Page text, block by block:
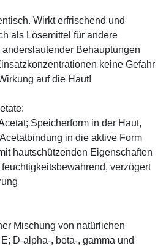
Wirkt erfrischend und
als Lösemittel für andere
anderslautender Behauptungen
keine Gefahr
auf die Haut!
Speicherform in der Haut,
in die aktive Form
hautschützenden Eigenschaften
verzögert
Mischung von natürlichen
D-alpha-, beta-, gamma und